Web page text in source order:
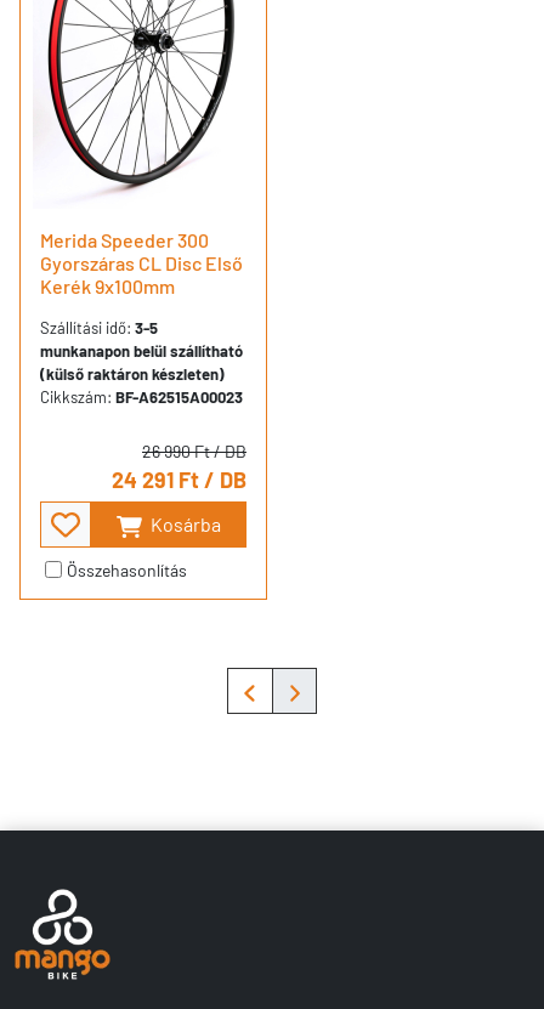
Merida Speeder 300
Gyorszáras CL Disc Első
Kerék 9x100mm
Szállítási idő: 3-5
munkanapon belül szállítható
(külső raktáron készleten)
Cikkszám: BF-A62515A00023
26 990 Ft/ DB
24 291 Ft/ DB
Kosárba
Összehasonlítás